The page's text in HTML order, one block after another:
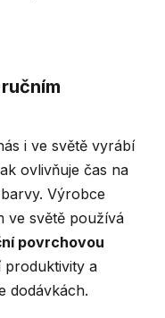
i ve světě vyrábí
ovlivňuje čas na
Výrobce
ve světě používá
povrchovou
produktivity a
dodávkách.